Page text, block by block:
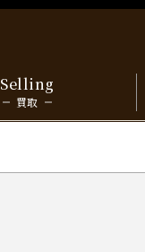
Selling
買取